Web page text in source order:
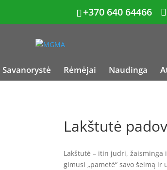
+370 640 64466
Savanorystė Rėmėjai Naudinga
Lakštutė
Lakštutė – itin judri, žaisminga
gimusi „pametė“ savo šeimą